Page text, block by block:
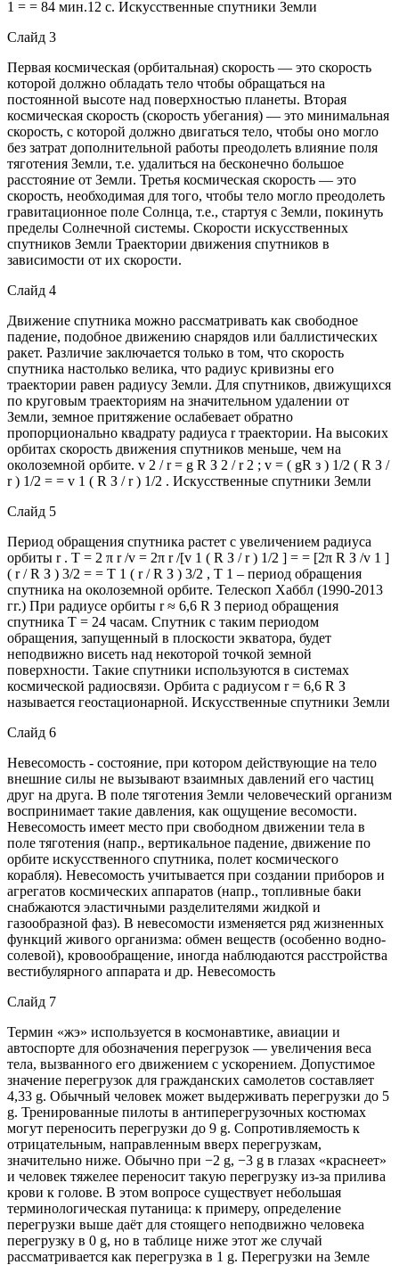
1 = = 84 мин.12 c. Искусственные спутники Земли
Слайд 3
Первая космическая (орбитальная) скорость — это скорость
которой должно обладать тело чтобы обращаться на
постоянной высоте над поверхностью планеты. Вторая
космическая скорость (скорость убегания) — это минимальная
скорость, с которой должно двигаться тело, чтобы оно могло
без затрат дополнительной работы преодолеть влияние поля
тяготения Земли, т.е. удалиться на бесконечно большое
расстояние от Земли. Третья космическая скорость — это
скорость, необходимая для того, чтобы тело могло преодолеть
гравитационное поле Солнца, т.е., стартуя с Земли, покинуть
пределы Солнечной системы. Скорости искусственных
спутников Земли Траектории движения спутников в
зависимости от их скорости.
Слайд 4
Движение спутника можно рассматривать как свободное
падение, подобное движению снарядов или баллистических
ракет. Различие заключается только в том, что скорость
спутника настолько велика, что радиус кривизны его
траектории равен радиусу Земли. Для спутников, движущихся
по круговым траекториям на значительном удалении от
Земли, земное притяжение ослабевает обратно
пропорционально квадрату радиуса r траектории. На высоких
орбитах скорость движения спутников меньше, чем на
околоземной орбите. v 2 / r = g R З 2 / r 2 ; v = ( gR з ) 1/2 ( R З /
r ) 1/2 = = v 1 ( R З / r ) 1/2 . Искусственные спутники Земли
Слайд 5
Период обращения спутника растет с увеличением радиуса
орбиты r . T = 2 π r /v = 2π r /[v 1 ( R З / r ) 1/2 ] = = [2π R З /v 1 ]
( r / R З ) 3/2 = = T 1 ( r / R З ) 3/2 , T 1 – период обращения
спутника на околоземной орбите. Телескоп Хаббл (1990-2013
гг.) При радиусе орбиты r ≈ 6,6 R З период обращения
спутника T = 24 часам. Спутник с таким периодом
обращения, запущенный в плоскости экватора, будет
неподвижно висеть над некоторой точкой земной
поверхности. Такие спутники используются в системах
космической радиосвязи. Орбита с радиусом r = 6,6 R З
называется геостационарной. Искусственные спутники Земли
Слайд 6
Невесомость - состояние, при котором действующие на тело
внешние силы не вызывают взаимных давлений его частиц
друг на друга. В поле тяготения Земли человеческий организм
воспринимает такие давления, как ощущение весомости.
Невесомость имеет место при свободном движении тела в
поле тяготения (напр., вертикальное падение, движение по
орбите искусственного спутника, полет космического
корабля). Невесомость учитывается при создании приборов и
агрегатов космических аппаратов (напр., топливные баки
снабжаются эластичными разделителями жидкой и
газообразной фаз). В невесомости изменяется ряд жизненных
функций живого организма: обмен веществ (особенно водно-
солевой), кровообращение, иногда наблюдаются расстройства
вестибулярного аппарата и др. Невесомость
Слайд 7
Термин «жэ» используется в космонавтике, авиации и
автоспорте для обозначения перегрузок — увеличения веса
тела, вызванного его движением с ускорением. Допустимое
значение перегрузок для гражданских самолетов составляет
4,33 g. Обычный человек может выдерживать перегрузки до 5
g. Тренированные пилоты в антиперегрузочных костюмах
могут переносить перегрузки до 9 g. Сопротивляемость к
отрицательным, направленным вверх перегрузкам,
значительно ниже. Обычно при −2 g, −3 g в глазах «краснеет»
и человек тяжелее переносит такую перегрузку из-за прилива
крови к голове. В этом вопросе существует небольшая
терминологическая путаница: к примеру, определение
перегрузки выше даёт для стоящего неподвижно человека
перегрузку в 0 g, но в таблице ниже этот же случай
рассматривается как перегрузка в 1 g. Перегрузки на Земле